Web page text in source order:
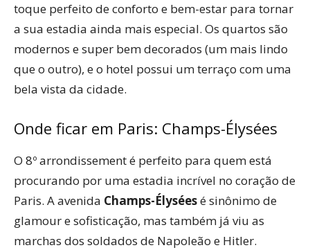
toque perfeito de conforto e bem-estar para tornar
a sua estadia ainda mais especial. Os quartos são
modernos e super bem decorados (um mais lindo
que o outro), e o hotel possui um terraço com uma
bela vista da cidade.
Onde ficar em Paris: Champs-Élysées
O 8º arrondissement é perfeito para quem está
procurando por uma estadia incrível no coração de
Paris. A avenida Champs-Élyséesé sinônimo de
glamour e sofisticação, mas também já viu as
marchas dos soldados de Napoleão e Hitler.